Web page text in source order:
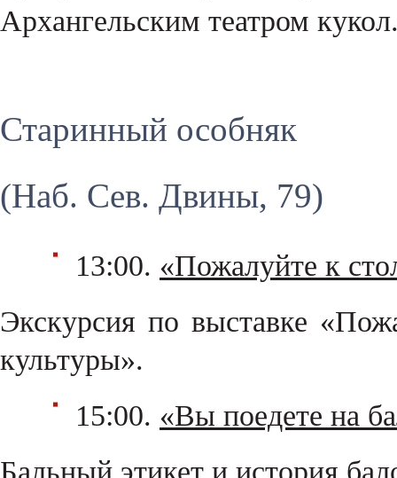
Архангельским театром
Старинный особняк
(Наб. Сев. Двины, 79)
13:00. «Пожалуйте к
Экскурсия по выставке
культуры».
15:00. «Вы поедете на
Бальный этикет и история